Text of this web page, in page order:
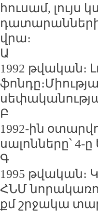
հուսամ, լույս
դատարանների
վրա։
Ա
1992 թվական։
Բ
1992-ին
սալոնները՝ 4-
Գ
1995 թվական։
ՀՆՄ
քմ շրջակա